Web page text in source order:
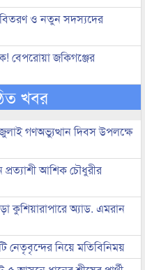
বিতরণ ও নতুন সদস্যদের
বেপরোয়া জকিগঞ্জের
খবর
গণঅভ্যুত্থান দিবস উপলক্ষে
আশিক চৌধুরীর
কুশিয়ারাপারে অ্যাড. এমরান
নেতৃবৃন্দের নিয়ে মতিবিনিময়